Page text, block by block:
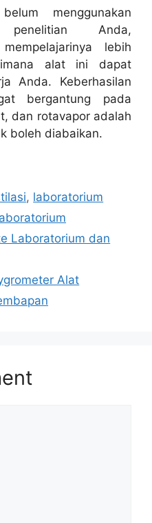
menggunakan
Anda,
lebih
alat ini dapat
Anda. Keberhasilan
bergantung pada
dan rotavapor adalah
boleh diabaikan.
, laboratorium
Laboratorium dan
Alat